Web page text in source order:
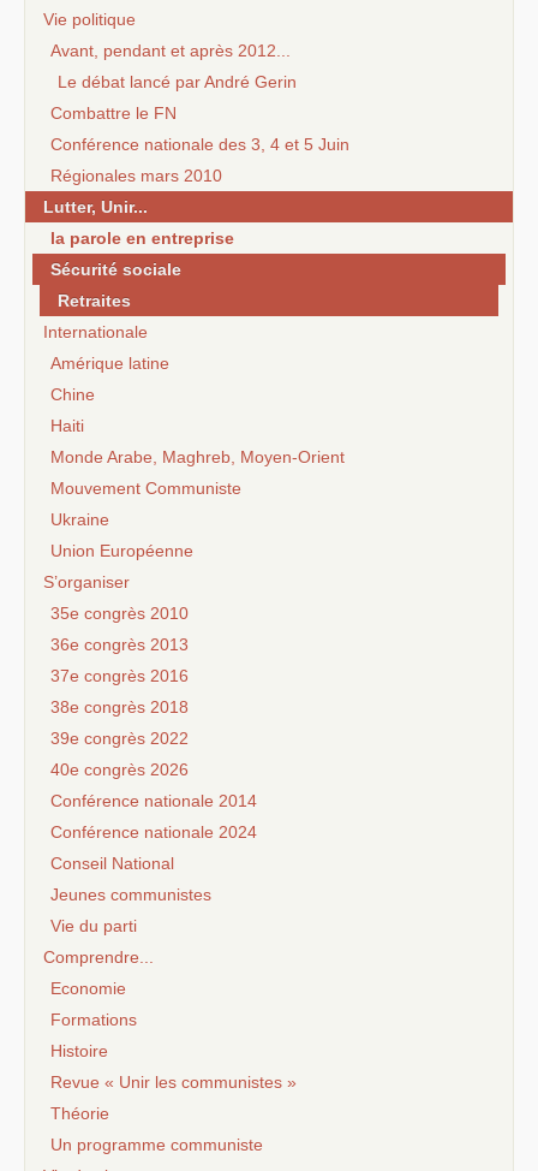
Vie politique
Avant, pendant et après 2012...
Le débat lancé par André Gerin
Combattre le FN
Conférence nationale des 3, 4 et 5 Juin
Régionales mars 2010
Lutter, Unir...
la parole en entreprise
Sécurité sociale
Retraites
Internationale
Amérique latine
Chine
Haiti
Monde Arabe, Maghreb, Moyen-Orient
Mouvement Communiste
Ukraine
Union Européenne
S’organiser
35e congrès 2010
36e congrès 2013
37e congrès 2016
38e congrès 2018
39e congrès 2022
40e congrès 2026
Conférence nationale 2014
Conférence nationale 2024
Conseil National
Jeunes communistes
Vie du parti
Comprendre...
Economie
Formations
Histoire
Revue « Unir les communistes »
Théorie
Un programme communiste